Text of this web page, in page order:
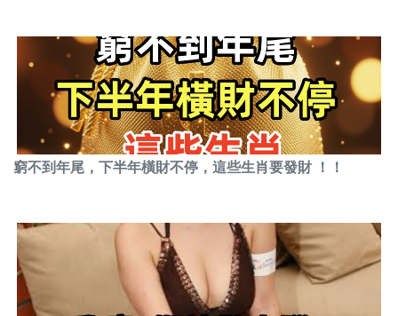
窮不到年尾，下半年橫財不停，這些生肖要發財 ！！